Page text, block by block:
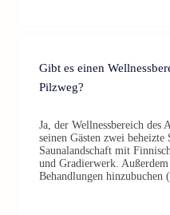
Gibt es einen
Pilzweg?
Ja, der Wellnessbereich des
seinen Gästen zwei
Saunalandschaft mit
und Gradierwerk.
Behandlungen hinzubuchen